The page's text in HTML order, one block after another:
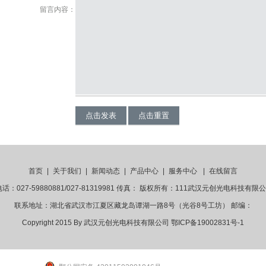
留言内容：
首页 关于我们 新闻动态 产品中心 服务中心 在线留言
话：027-59880881/027-81319981 传真： 版权所有：111武汉元创光电科技有限
联系地址：湖北省武汉市江夏区藏龙岛谭湖一路8号（光谷8号工坊） 邮编：
Copyright 2015 By 武汉元创光电科技有限公司 鄂ICP备19002831号-1